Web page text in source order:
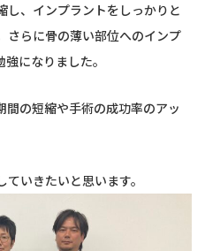
し、インプラントをしっかりと
さらに骨の薄い部位へのインプ
になりました。
の短縮や手術の成功率のアッ
いきたいと思います。